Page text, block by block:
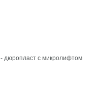
дюропласт с микролифтом